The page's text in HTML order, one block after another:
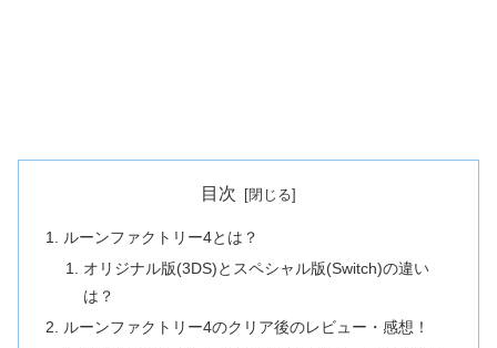
目次
ルーンファクトリー4とは？
オリジナル版(3DS)とスペシャル版(Switch)の違い
は？
ルーンファクトリー4のクリア後のレビュー・感想！